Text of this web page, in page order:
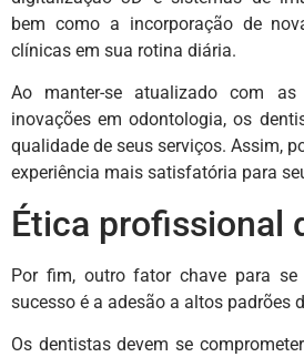
bem como a incorporação de
clínicas em sua rotina diária.
Ao manter-se atualizado com
inovações em odontologia, os
qualidade de seus serviços. Assim,
experiência mais satisfatória para
Ética profissional
Por fim, outro fator chave para
sucesso é a adesão a altos padrões
Os dentistas devem se